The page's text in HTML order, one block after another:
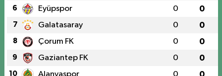
6 Eyüpspor 0 0
7 Galatasaray 0 0
8 Çorum FK 0 0
9 Gaziantep FK 0 0
10 Alanyaspor 0 0